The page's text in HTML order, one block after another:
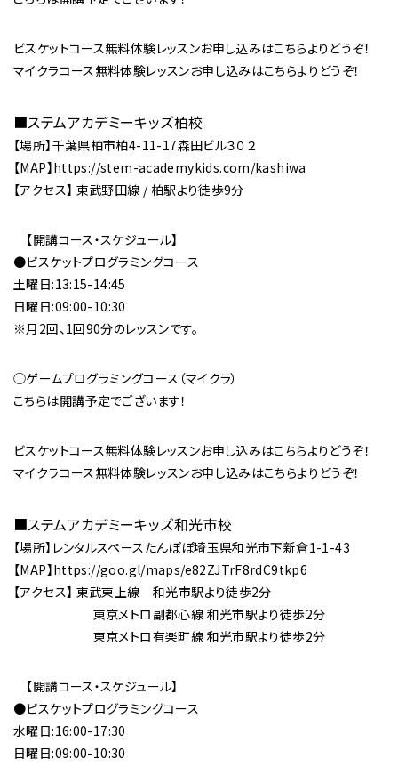
ビスケットコース無料体験レッスンお申し込みはこちらよりどうぞ！
マイクラコース無料体験レッスンお申し込みはこちらよりどうぞ！
■ステムアカデミーキッズ柏校
【場所】千葉県柏市柏4-11-17森田ビル３０２
【MAP】https://stem-academykids.com/kashiwa
【アクセス】 東武野田線 / 柏駅より徒歩9分
【開講コース・スケジュール】
●ビスケットプログラミングコース
土曜日:13:15-14:45
日曜日:09:00-10:30
※月2回、1回90分のレッスンです。
◯ゲームプログラミングコース（マイクラ）
こちらは開講予定でございます！
ビスケットコース無料体験レッスンお申し込みはこちらよりどうぞ！
マイクラコース無料体験レッスンお申し込みはこちらよりどうぞ！
■ステムアカデミーキッズ和光市校
【場所】レンタルスペースたんぽぽ埼玉県和光市下新倉1-1-43
【MAP】https://goo.gl/maps/e82ZJTrF8rdC9tkp6
【アクセス】 東武東上線 和光市駅より徒歩2分
東京メトロ副都心線 和光市駅より徒歩2分
東京メトロ有楽町線 和光市駅より徒歩2分
【開講コース・スケジュール】
●ビスケットプログラミングコース
水曜日:16:00-17:30
日曜日:09:00-10:30